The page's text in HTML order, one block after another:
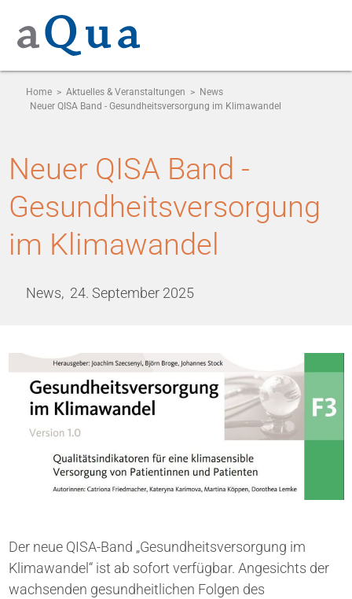
Home > Aktuelles & Veranstaltungen > News
Neuer QISA Band - Gesundheitsversorgung im Klimawandel
Neuer QISA Band -
Gesundheitsversorgung
im Klimawandel
News, 24. September 2025
Der neue QISA-Band „Gesundheitsversorgung im
Klimawandel“ ist ab sofort verfügbar. Angesichts der
wachsenden gesundheitlichen Folgen des